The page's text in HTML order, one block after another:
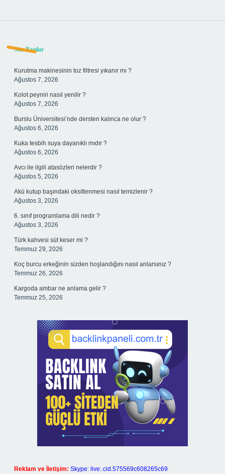
Sidebar
Son Yazılar
Kurutma makinesinin toz filtresi yıkanır mı ?
Ağustos 7, 2026
Kolot peyniri nasıl yenilir ?
Ağustos 7, 2026
Burslu Üniversitesi’nde dersten kalınca ne olur ?
Ağustos 6, 2026
Kuka tesbih suya dayanıklı mıdır ?
Ağustos 6, 2026
Avcı ile ilgili atasözleri nelerdir ?
Ağustos 5, 2026
Akü kutup başındaki oksitlenmesi nasıl temizlenir ?
Ağustos 3, 2026
6. sınıf programlama dili nedir ?
Ağustos 3, 2026
Türk kahvesi süt keser mi ?
Temmuz 29, 2026
Koç burcu erkeğinin sizden hoşlandığını nasıl anlarsınız ?
Temmuz 26, 2026
Kargoda ambar ne anlama gelir ?
Temmuz 25, 2026
Reklam ve İletişim: Skype: live:.cid.575569c608265c69